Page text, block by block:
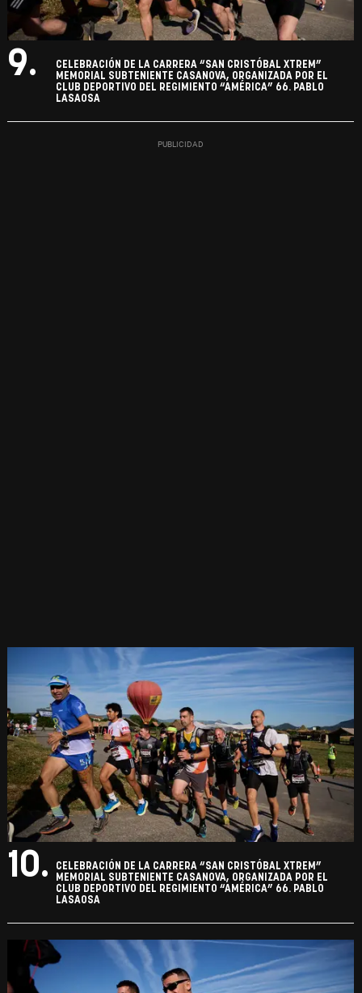
9.
CELEBRACIÓN DE LA CARRERA “SAN CRISTÓBAL XTREM”
MEMORIAL SUBTENIENTE CASANOVA, ORGANIZADA POR EL
CLUB DEPORTIVO DEL REGIMIENTO “AMÉRICA” 66. PABLO
LASAOSA
10.
CELEBRACIÓN DE LA CARRERA “SAN CRISTÓBAL XTREM”
MEMORIAL SUBTENIENTE CASANOVA, ORGANIZADA POR EL
CLUB DEPORTIVO DEL REGIMIENTO “AMÉRICA” 66. PABLO
LASAOSA